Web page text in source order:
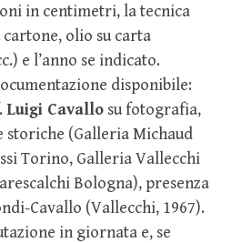
in centimetri, la tecnica
olio su carta
e l’anno se indicato.
disponibile:
Luigi Cavallo su fotografia,
(Galleria Michaud
Torino, Galleria Vallecchi
Bologna), presenza
Cavallo (Vallecchi, 1967).
in giornata e, se